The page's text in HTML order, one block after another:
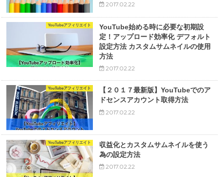
2017.02.22
YouTubeアフィリエイト
YouTube始める時に必要な初期設
定！アップロード効率化 デフォルト
設定方法 カスタムサムネイルの使用
方法
2017.02.22
YouTubeアフィリエイト
【２０１７最新版】YouTubeでのア
ドセンスアカウント取得方法
2017.02.22
YouTubeアフィリエイト
収益化とカスタムサムネイルを使う
為の設定方法
2017.02.22